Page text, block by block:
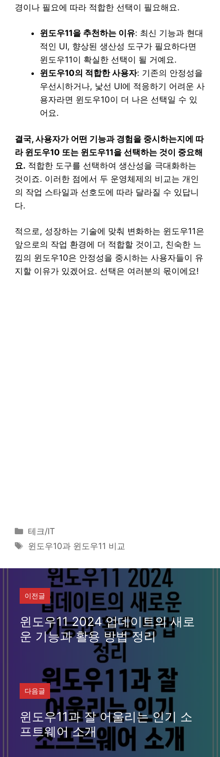
경이나 필요에 따라 적합한 선택이 필요해요.
윈도우11을 추천하는 이유: 최신 기능과 현대
적인 UI, 향상된 생산성 도구가 필요하다면
윈도우11이 확실한 선택이 될 거예요.
윈도우10의 적합한 사용자: 기존의 안정성을
우선시하거나, 낯선 UI에 적응하기 어려운 사
용자라면 윈도우10이 더 나은 선택일 수 있
어요.
결국, 사용자가 어떤 기능과 경험을 중시하는지에 따
라 윈도우10 또는 윈도우11을 선택하는 것이 중요해
요. 적합한 도구를 선택하여 생산성을 극대화하는
것이죠. 이러한 점에서 두 운영체제의 비교는 개인
의 작업 스타일과 선호도에 따라 달라질 수 있답니
다.
적으로, 성장하는 기술에 맞춰 변화하는 윈도우11은
앞으로의 작업 환경에 더 적합할 것이고, 친숙한 느
낌의 윈도우10은 안정성을 중시하는 사용자들이 유
지할 이유가 있겠어요. 선택은 여러분의 몫이에요!
카
테
리
테크/IT
태
윈도우10과 윈도우11 비교
이전글
윈도우11 2024 업데이트의 새로
운 기능과 활용 방법 정리
다음글
윈도우11과 잘 어울리는 인기 소
프트웨어 소개